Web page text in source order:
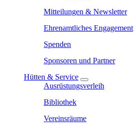
Mitteilungen & Newsletter
Ehrenamtliches Engagement
Spenden
Sponsoren und Partner
Hütten & Service
Ausrüstungsverleih
Bibliothek
Vereinsräume